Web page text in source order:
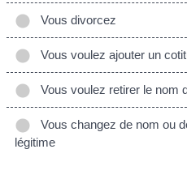
Vous divorcez
Vous voulez ajouter un
Vous voulez retirer le nom
Vous changez de nom ou
légitime